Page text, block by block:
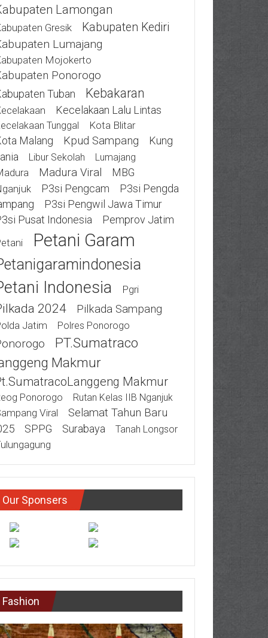
Lamongan
Gresik
Kabupaten Kediri
Lumajang
Mojokerto
Ponorogo
Tuban Kebakaran
Kecelakaan Lalu Lintas
Tunggal Kota Blitar
Malang Kpud Sampang
Kung
Libur Sekolah Lumajang
Madura Viral MBG
P3si Pengcam
P3si Pengda
P3si Pengwil Jawa Timur
Pusat Indonesia
Pemprov Jatim
Petani Garam
Indonesia Pgri
2024 Pilkada Sampang
Jatim Polres Ponorogo
PT.Sumatraco
Makmur
Makmur
Ponorogo Rutan Kelas IIB Nganjuk
Viral
Selamat Tahun Baru
SPPG Surabaya Tanah Longsor
Our Sponsers
Fashion